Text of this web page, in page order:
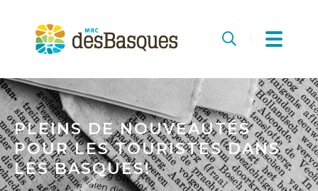
des
Basques
Recherche
PLEINS DE NOUVEAUTÉS
POUR LES TOURISTES DANS
LES BASQUES!